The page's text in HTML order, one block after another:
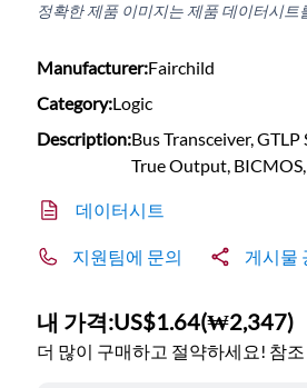
정확한 제품 이미지는 제품 데이터시트
Manufacturer:Fairchild
Category:Logic
Description:Bus Transceiver,
True Output,
데이터시트
지원팀에 문의 게시물
내 가격:US$1.64(₩2,347)
더 많이 구매하고 절약하세요! 참